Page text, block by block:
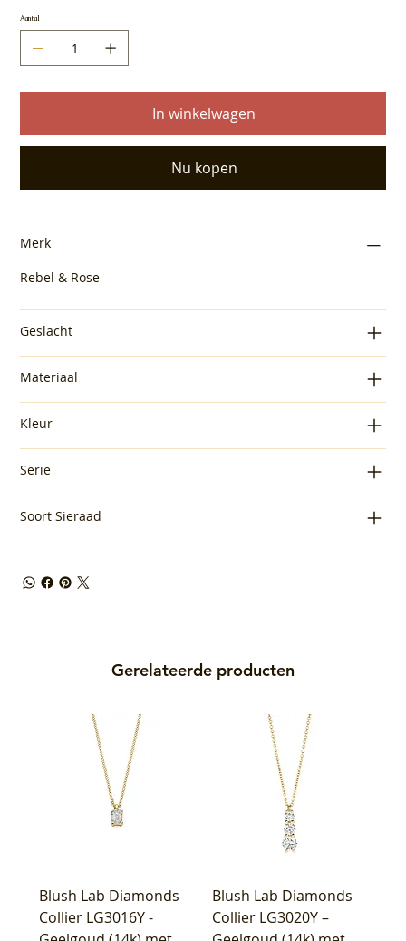
Aantal
In winkelwagen
Nu kopen
Merk
Rebel & Rose
Geslacht
Materiaal
Kleur
Serie
Soort Sieraad
Gerelateerde producten
Blush Lab Diamonds
Collier LG3016Y -
Blush Lab Diamonds
Collier LG3020Y –